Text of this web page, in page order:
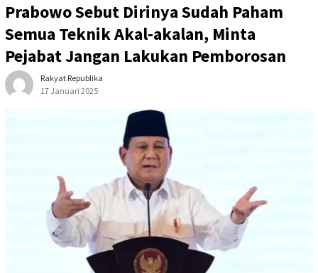
Prabowo Sebut Dirinya Sudah Paham
Semua Teknik Akal-akalan, Minta
Pejabat Jangan Lakukan Pemborosan
Rakyat Republika
17 Januari 2025